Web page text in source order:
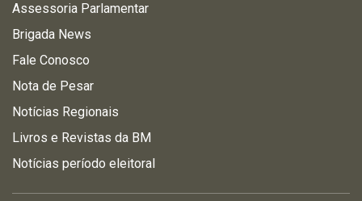
Assessoria Parlamentar
Brigada News
Fale Conosco
Nota de Pesar
Notícias Regionais
Livros e Revistas da BM
Notícias período eleitoral